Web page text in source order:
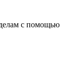
с помощью